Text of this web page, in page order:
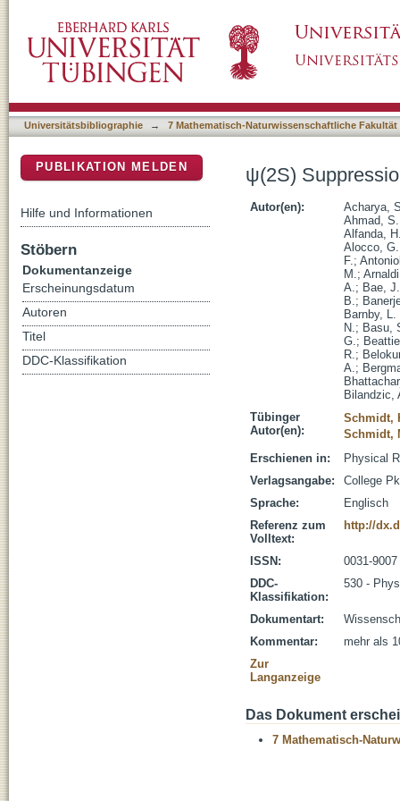
Universitätsbibliographie → 7 Mathematisch-Naturwissenschaftliche Fakultät
ψ(2S)
Autor(en):
Acharya,
Ahmad, S.
Alfanda,
Alocco, G.
F.;
M.;
A.; Bae, J.
B.;
Barnby, L.
N.; Basu,
G.;
R.;
A.;
Bilandzic,
Tübinger
Autor(en):
Schmidt,
Schmidt,
Erschienen in:
Physical
Verlagsangabe:
College
Sprache:
Englisch
Referenz zum
Volltext:
http://
ISSN:
0031-9007
DDC-
Klassifikation:
530 -
Dokumentart:
Kommentar:
mehr als
Zur
Langanzeige
Das Dokument
7 Mathematisch-
PUBLIKATION MELDEN
Hilfe und Informationen
Stöbern
Dokumentanzeige
Erscheinungsdatum
Autoren
Titel
DDC-Klassifikation